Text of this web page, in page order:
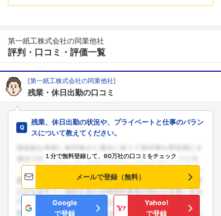
第一紙工株式会社の同業他社
評判・口コミ・評価一覧
[第一紙工株式会社の同業他社]
残業・休日出勤の口コミ
残業、休日出勤の状況や、プライベートと仕事のバラン
スについて教えてください。
１分で無料登録して、60万社の口コミをチェック
メールで登録（無料）
Google
で登録
Yahoo!
で登録